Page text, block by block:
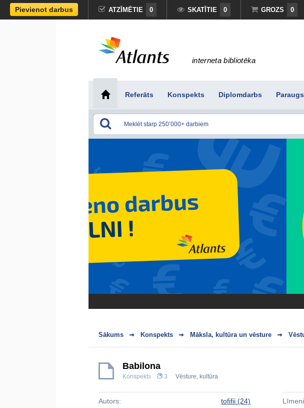
Pievienot darbus ATZĪMĒTIE 0 SKATĪTIE 0 GROZS 0
interneta bibliotēka
Referāts Konspekts Diplomdarbs Paraugs
Sākums Konspekts Māksla, kultūra un vēsture
Babilona
Konspekts 3 Vēsture, kultūra
Autors: tofifii (24)